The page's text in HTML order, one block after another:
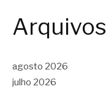
Arquivos
agosto 2026
julho 2026